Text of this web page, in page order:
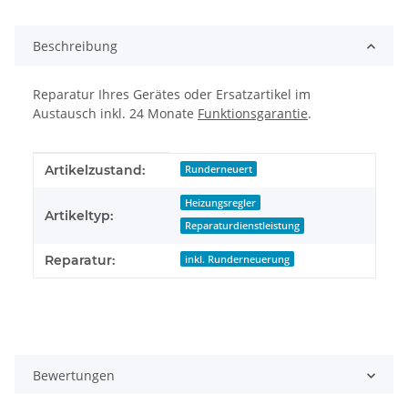
Beschreibung
Reparatur Ihres Gerätes oder Ersatzartikel im
Austausch inkl. 24 Monate Funktionsgarantie.
Produkteigenschaft
Wert
Artikelzustand: Runderneuert
Artikeltyp:
Heizungsregler
Reparaturdienstleistung
Reparatur: inkl. Runderneuerung
Bewertungen